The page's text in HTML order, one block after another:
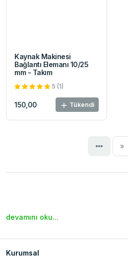
Kaynak Makinesi
Bağlantı Elemanı 10/25
mm - Takım
5 (1)
150,00 Tükendi
»
devamını oku...
Kurumsal